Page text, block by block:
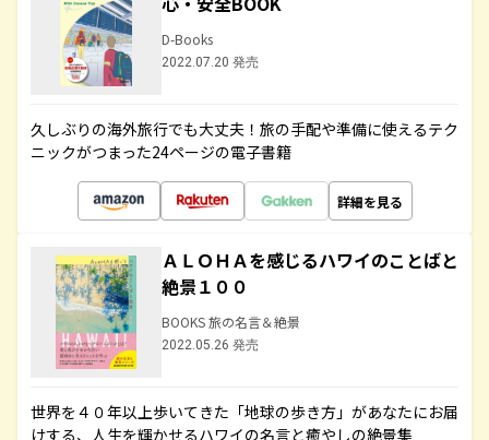
D-Books
2022.07.20 発売
久しぶりの海外旅行でも大丈夫！旅の手配や準備に使えるテク
ニックがつまった24ページの電子書籍
詳細を見る
ＡＬＯＨＡを感じるハワイのことばと
絶景１００
BOOKS 旅の名言＆絶景
2022.05.26 発売
世界を４０年以上歩いてきた「地球の歩き方」があなたにお届
けする、人生を輝かせるハワイの名言と癒やしの絶景集